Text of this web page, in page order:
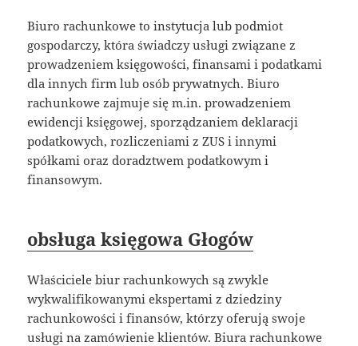
Biuro rachunkowe to instytucja lub podmiot
gospodarczy, która świadczy usługi związane z
prowadzeniem księgowości, finansami i podatkami
dla innych firm lub osób prywatnych. Biuro
rachunkowe zajmuje się m.in. prowadzeniem
ewidencji księgowej, sporządzaniem deklaracji
podatkowych, rozliczeniami z ZUS i innymi
spółkami oraz doradztwem podatkowym i
finansowym.
obsługa księgowa Głogów
Właściciele biur rachunkowych są zwykle
wykwalifikowanymi ekspertami z dziedziny
rachunkowości i finansów, którzy oferują swoje
usługi na zamówienie klientów. Biura rachunkowe